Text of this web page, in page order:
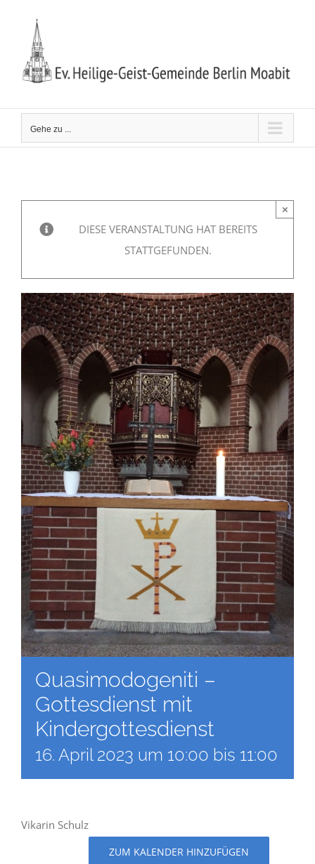
springen
Gehe zu ...
DIESE VERANSTALTUNG HAT BEREITS
STATTGEFUNDEN.
×
Quasimodogeniti –
Gottesdienst mit
Kindergottesdienst
16. April 2023 um 10:00 bis 11:00
Vikarin Schulz
ZUM KALENDER HINZUFÜGEN